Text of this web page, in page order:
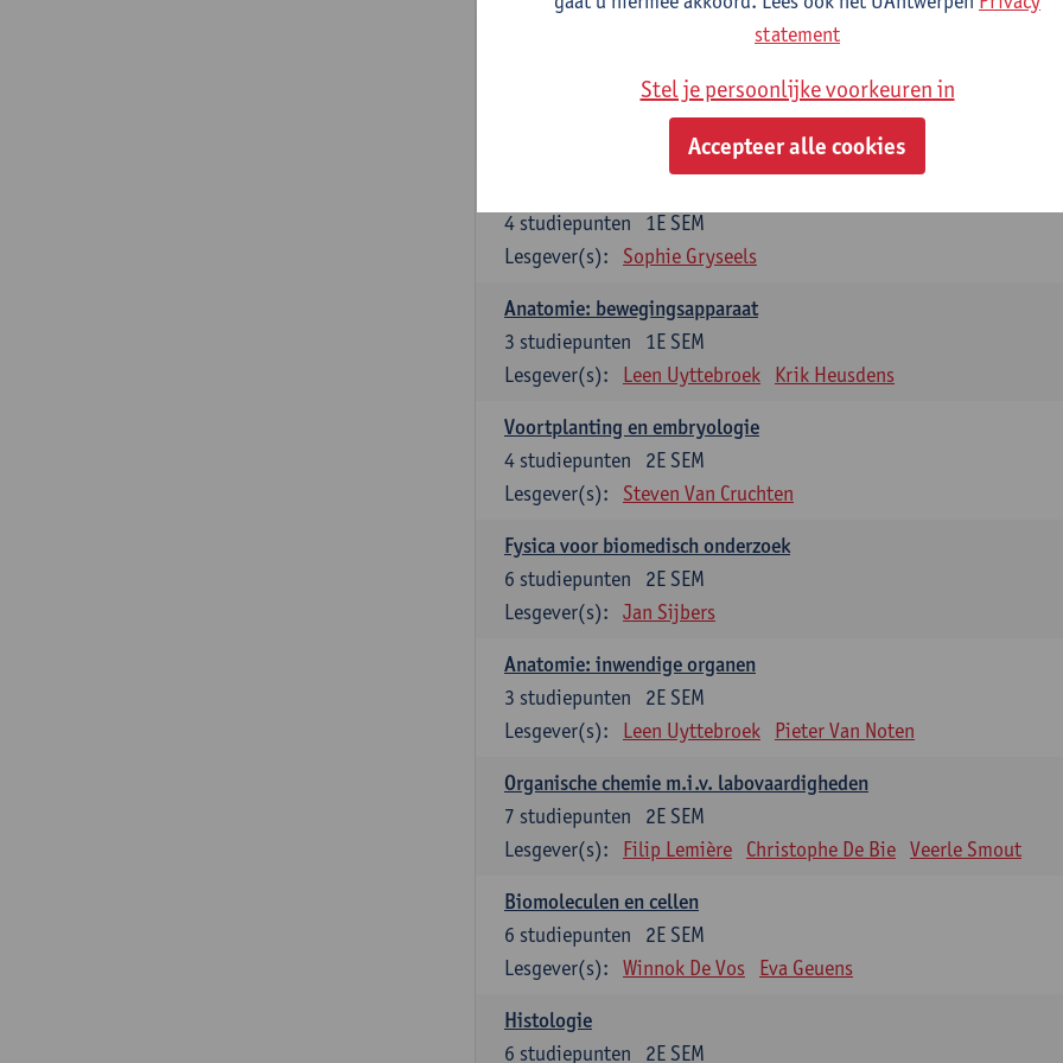
Studium generale in de biomedische wetenschappen deel 1:
1E SEM
Anja Verhulst Sebastiaan De Schepper
1E SEM
4 studiepunten
Lesgever(s):
Sophie Gryseels
Anatomie: bewegingsapparaat
1E SEM
3 studiepunten
Lesgever(s):
Leen Uyttebroek Krik Heusdens
Voortplanting en embryologie
2E SEM
4 studiepunten
Lesgever(s):
Steven Van Cruchten
Fysica voor biomedisch onderzoek
2E SEM
6 studiepunten
Lesgever(s):
Jan Sijbers
Anatomie: inwendige organen
2E SEM
3 studiepunten
Lesgever(s):
Leen Uyttebroek Pieter Van Noten
Organische chemie m.i.v. labovaardigheden
2E SEM
7 studiepunten
Lesgever(s):
Filip Lemière Christophe De Bie Veerle Smout
Biomoleculen en cellen
2E SEM
6 studiepunten
Lesgever(s):
Winnok De Vos Eva Geuens
Histologie
2E SEM
6 studiepunten
statement
Stel je persoonlijke voorkeuren in
Accepteer alle cookies